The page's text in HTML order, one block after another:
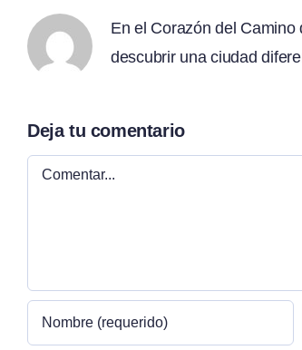
En el Corazón del
descubrir una ciudad
Deja tu comentario
Comentar